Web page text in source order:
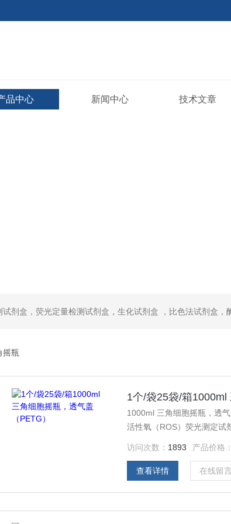
品中心 新闻中心 技术文章
测试剂盒，试剂盒，ELISA试剂盒，抗体，重组蛋白，分光光度法检测试剂盒，细胞株，原代细胞，细胞培养基，标准溶液产品。代理并销售进口SIGMA试剂、abcam抗体、R&D抗体、CST抗体、ATCC细胞、BD公司
摇瓶
1个/袋25袋/箱1000ml
1000ml 三角细胞摇瓶，透
活性氧（ROS）荧光测定试
访问次数： 1893 产品价格
查看详情 在线留